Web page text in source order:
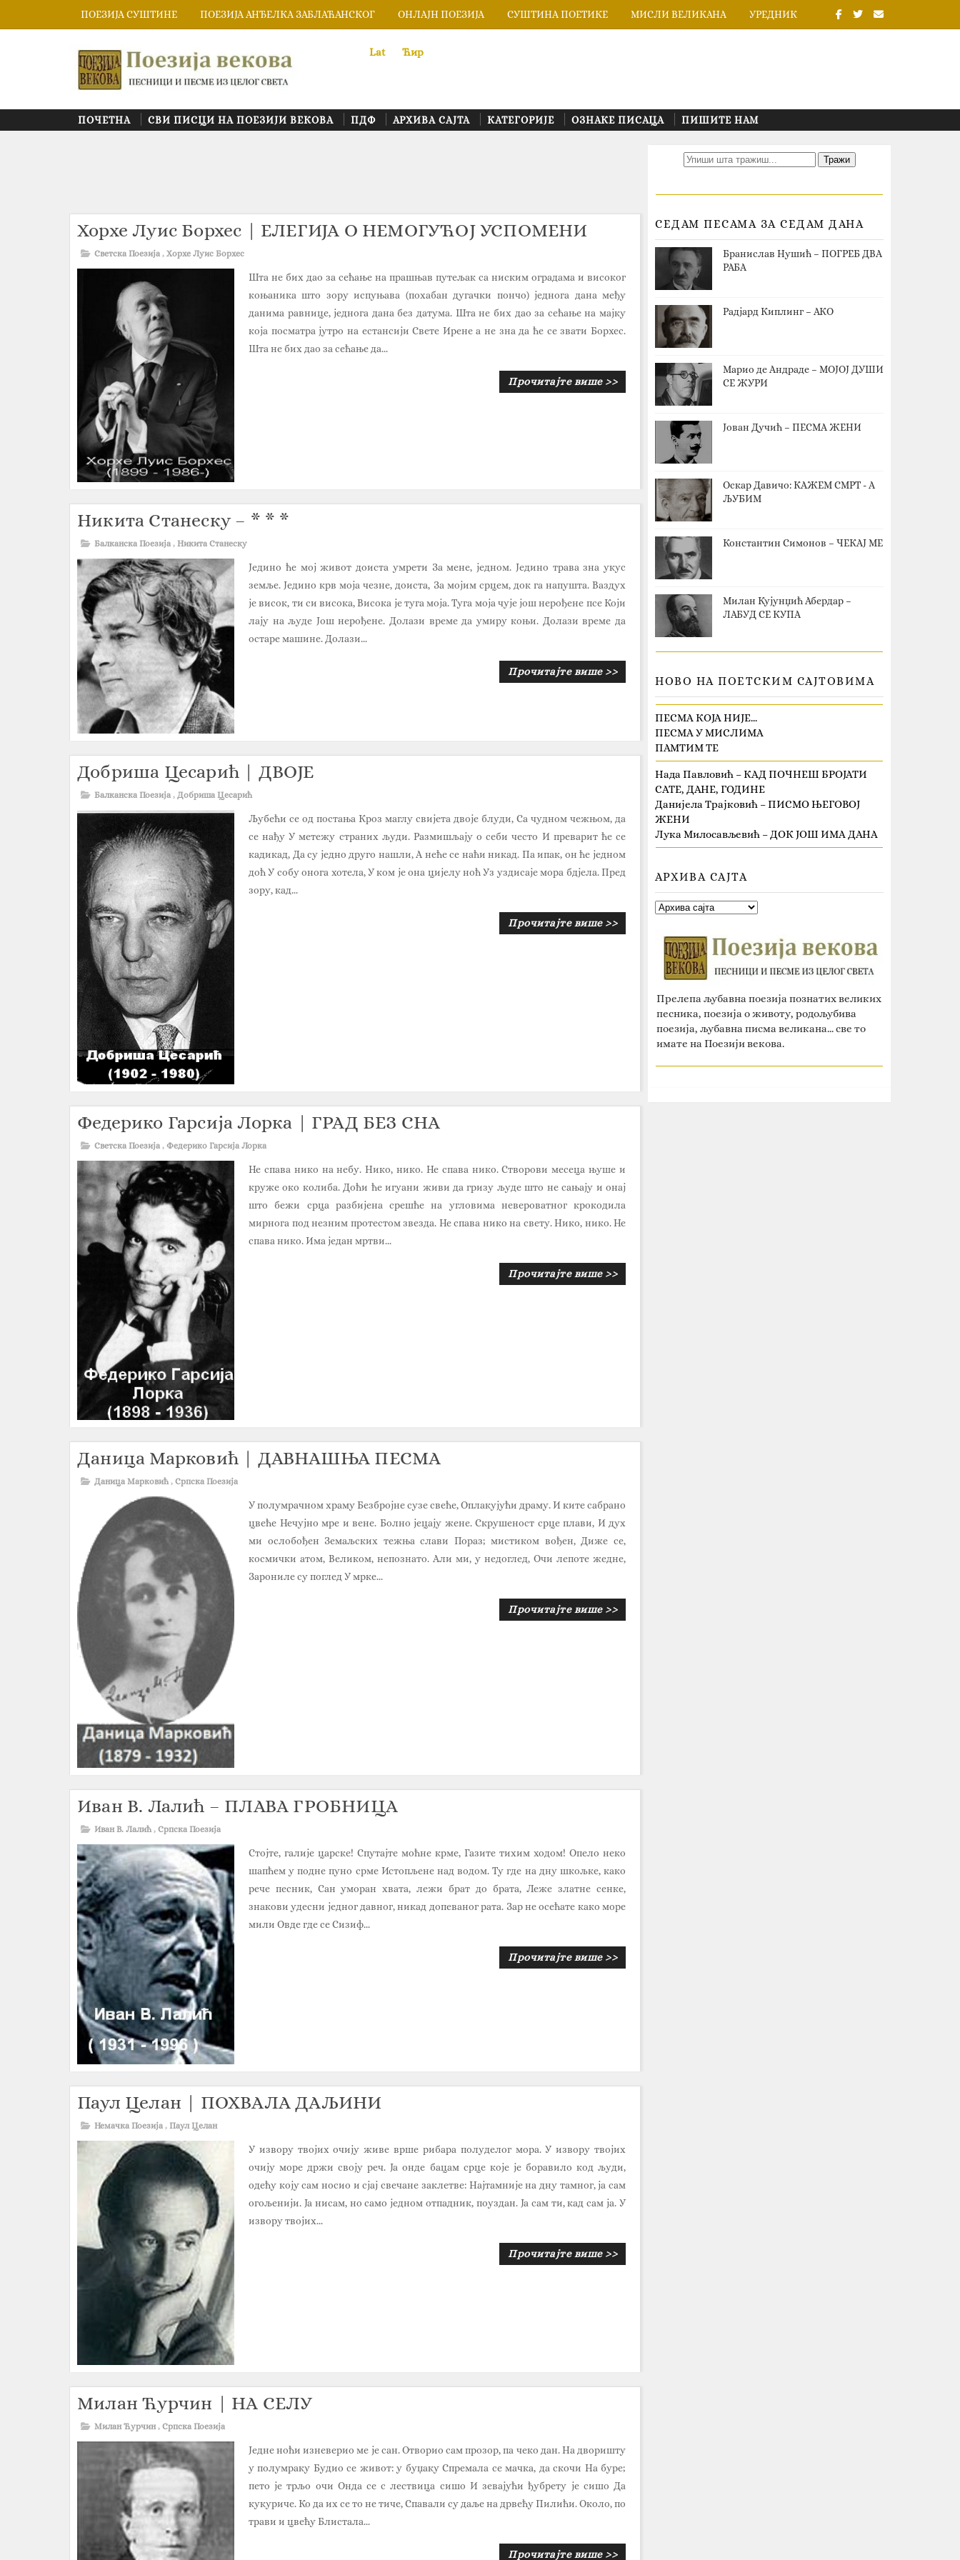
ПОЕЗИЈА СУШТИНЕ ПОЕЗИЈА АНЂЕЛКА ЗАБЛАЋАНСКОГ ОНЛАЈН ПОЕЗИЈА СУШТИНА ПОЕТИКЕ МИСЛИ ВЕЛИКАНА УРЕДНИК
Lat Ћир
ПОЧЕТНА СВИ ПИСЦИ НА ПОЕЗИЈИ ВЕКОВА ПДФ АРХИВА САЈТА КАТЕГОРИЈЕ ОЗНАКЕ ПИСАЦА ПИШИТЕ НАМ
Хорхе Луис Борхес | ЕЛЕГИЈА О НЕМОГУЋОЈ УСПОМЕНИ
Светска Поезија , Хорхе Луис Борхес
Шта не бих дао за сећање на прашњав путељак са ниским оградама и високог
коњаника што зору испуњава (похабан дугачки пончо) једнога дана међу
данима равнице, једнога дана без датума. Шта не бих дао за сећање на мајку
која посматра јутро на естансији Свете Ирене а не зна да ће се звати Борхес.
Шта не бих дао за сећање да...
Прочитајте више >>
Никита Станеску – * * *
Балканска Поезија , Никита Станеску
Једино ће мој живот доиста умрети За мене, једном. Једино трава зна укус
земље. Једино крв моја чезне, доиста, За мојим срцем, док га напушта. Ваздух
је висок, ти си висока, Висока је туга моја. Туга моја чује још нерођене псе Који
лају на људе Још нерођене. Долази време да умиру коњи. Долази време да
остаре машине. Долази...
Прочитајте више >>
Добриша Цесарић | ДВОЈЕ
Балканска Поезија , Добриша Цесарић
Љубећи се од постања Кроз маглу свијета двоје блуди, Са чудном чежњом, да
се нађу У метежу страних људи. Размишљају о себи често И преварит ће се
кадикад, Да су једно друго нашли, А неће се наћи никад. Па ипак, он ће једном
доћ У собу онога хотела, У ком је она цијелу ноћ Уз уздисаје мора бдјела. Пред
зору, кад...
Прочитајте више >>
Федерико Гарсија Лорка | ГРАД БЕЗ СНА
Светска Поезија , Федерико Гарсија Лорка
Не спава нико на небу. Нико, нико. Не спава нико. Створови месеца њуше и
круже око колиба. Доћи ће игуани живи да гризу људе што не сањају и онај
што бежи срца разбијена срешће на угловима невероватног крокодила
мирнога под незним протестом звезда. Не спава нико на свету. Нико, нико. Не
спава нико. Има један мртви...
Прочитајте више >>
Даница Марковић | ДАВНАШЊА ПЕСМА
Даница Марковић , Српска Поезија
У полумрачном храму Безбројне сузе свеће, Оплакујући драму. И ките сабрано
цвеће Нечујно мре и вене. Болно јецају жене. Скрушеност срце плави, И дух
ми ослобођен Земаљских тежња слави Пораз; мистиком вођен, Диже се,
космички атом, Великом, непознато. Али ми, у недоглед, Очи лепоте жедне,
Зарониле су поглед У мрке...
Прочитајте више >>
Иван В. Лалић – ПЛАВА ГРОБНИЦА
Иван В. Лалић , Српска Поезија
Стојте, галије царске! Спутајте моћне крме, Газите тихим ходом! Опело неко
шапћем у подне пуно срме Истопљене над водом. Ту где на дну шкољке, како
рече песник, Сан уморан хвата, лежи брат до брата, Леже златне сенке,
знакови удесни једног давног, никад допеваног рата. Зар не осећате како море
мили Овде где се Сизиф...
Прочитајте више >>
Паул Целан | ПОХВАЛА ДАЉИНИ
Немачка Поезија , Паул Целан
У извору твојих очију живе врше рибара полуделог мора. У извору твојих
очију море држи своју реч. Ја онде бацам срце које је боравило код људи,
одећу коју сам носио и сјај свечане заклетве: Најтамније на дну тамног, ја сам
огољенији. Ја нисам, но само једном отпадник, поуздан. Ја сам ти, кад сам ја. У
извору твојих...
Прочитајте више >>
Милан Ћурчин | НА СЕЛУ
Милан Ћурчин , Српска Поезија
Једне ноћи изневерио ме је сан. Отворио сам прозор, па чеко дан. На дворишту
у полумраку Будио се живот: у буџаку Спремала се мачка, да скочи На буре;
пето је трљо очи Онда се с лествица сишо И зевајући ђубрету је сишо Да
кукуриче. Ко да их се то не тиче, Спавали су даље на дрвећу Пилићи. Около, по
трави и цвећу Блистала...
Прочитајте више >>
СЕДАМ ПЕСАМА ЗА СЕДАМ ДАНА
Бранислав Нушић – ПОГРЕБ ДВА
РАБА
Радјард Киплинг – АКО
Марио де Андраде – МОЈОЈ ДУШИ
СЕ ЖУРИ
Јован Дучић – ПЕСМА ЖЕНИ
Оскар Давичо‎: КАЖЕМ СМРТ - А
ЉУБИМ
Константин Симонов – ЧЕКАЈ МЕ
Милан Кујунџић Абердар –
ЛАБУД СЕ КУПА
НОВО НА ПОЕТСКИМ САЈТОВИМА
ПЕСМА КОЈА НИЈЕ…
ПЕСМА У МИСЛИМА
ПАМТИМ ТЕ
Нада Павловић – КАД ПОЧНЕШ БРОЈАТИ
САТЕ, ДАНЕ, ГОДИНЕ
Данијела Трајковић – ПИСМО ЊЕГОВОЈ
ЖЕНИ
Лука Милосављевић – ДОК ЈОШ ИМА ДАНА
АРХИВА САЈТА
Прелепа љубавна поезија познатих великих
песника, поезија о животу, родољубива
поезија, љубавна писма великана... све то
имате на Поезији векова.